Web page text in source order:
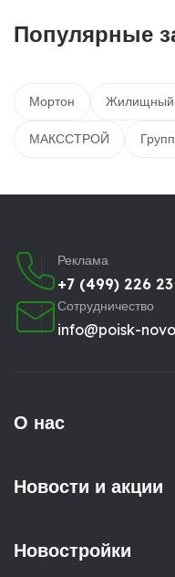
Популярные
Мортон Жилищный
МАКССТРОЙ
Реклама
+7 (499) 226
Сотрудничество
info@poisk-
О нас
Новости и акции
Новостройки